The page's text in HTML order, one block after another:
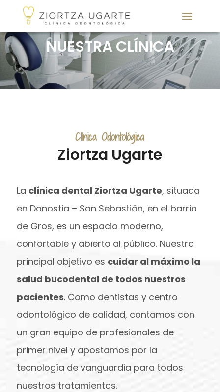
NUESTRA CLÍNICA
Clínica Odontológica
Ziortza Ugarte
La clínica dental Ziortza Ugarte, situada
en Donostia – San Sebastián, en el barrio
de Gros, es un espacio moderno,
confortable y abierto al público. Nuestro
principal objetivo es cuidar al máximo la
salud bucodental de todos nuestros
pacientes. Como dentistas y centro
odontológico de calidad, contamos con
un gran equipo de profesionales de
primer nivel y apostamos por la
tecnología de vanguardia para todos
nuestros tratamientos.